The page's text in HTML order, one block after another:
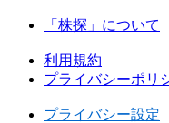
「株探」について
|
利用規約
プライバシーポリ
|
プライバシー設定